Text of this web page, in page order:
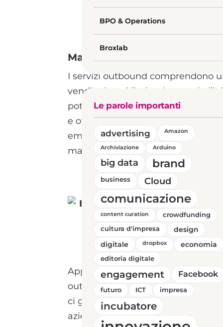
Ma cosa sono i servizi
I servizi outbound comprendono
vendite in cui l’azienda prende
potenziali clienti, creando
e ottimizzare i processi interni. In
emerge come uno degli
marketing diretto.
Approfondiamo il tema insieme a
outbound della Cooperativa Il
ci guiderà nella scoperta di come
aziende desiderose di crescere e
BPO & Operations
Broxlab
Le parole importanti
advertising Amazon
Archiviazione Arduino
big data brand
business Cloud
comunicazione
content curation
crowdfunding
cultura d'impresa
design
digitale
dropbox economia
editoria digitale
engagement Facebook
futuro ICT impresa
incubatore